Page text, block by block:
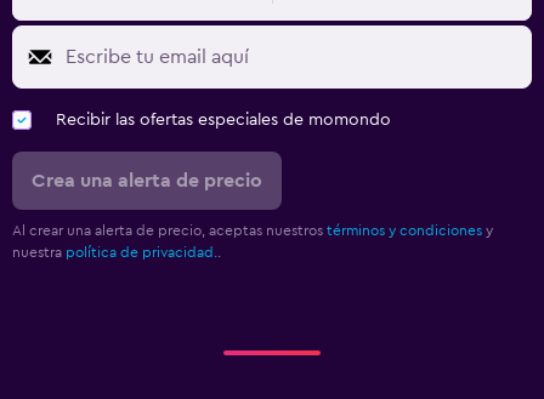
Recibir las ofertas especiales de momondo
Crea una alerta de precio
Al crear una alerta de precio, aceptas nuestros términos y condiciones y
nuestra política de privacidad.